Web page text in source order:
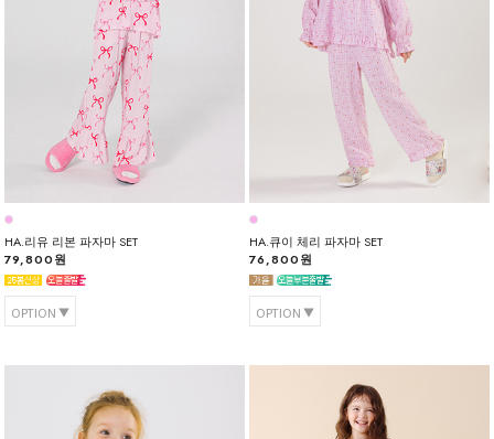
HA.리유 리본 파자마 SET
79,800원
OPTION
HA.큐이 체리 파자마 SET
76,800원
OPTION